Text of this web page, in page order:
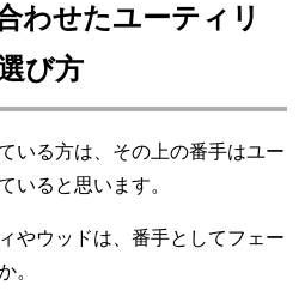
わせたユーティリ
び方
いる方は、その上の番手はユー
いると思います。
やウッドは、番手としてフェー
。